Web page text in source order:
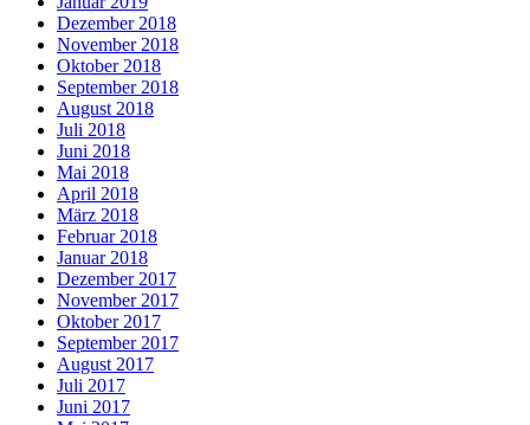
Dezember 2018
November 2018
Oktober 2018
September 2018
August 2018
Juli 2018
Juni 2018
Mai 2018
April 2018
März 2018
Februar 2018
Januar 2018
Dezember 2017
November 2017
Oktober 2017
September 2017
August 2017
Juli 2017
Juni 2017